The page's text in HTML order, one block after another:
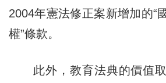
2004年憲法修正案新增加的“
權”條款。
此外，教育法典的價值取